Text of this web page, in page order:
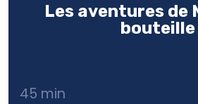
Les aventures de
bouteille
45 min